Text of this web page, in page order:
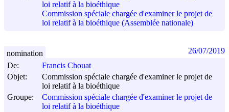
loi relatif à la bioéthique
Commission spéciale chargée d'examiner le projet de
loi relatif à la bioéthique (Assemblée nationale)
De:
Francis Chouat
Objet:
Commission spéciale chargée d'examiner le projet de
loi relatif à la bioéthique
Groupe:
Commission spéciale chargée d'examiner le projet de
loi relatif à la bioéthique
nomination 26/07/2019